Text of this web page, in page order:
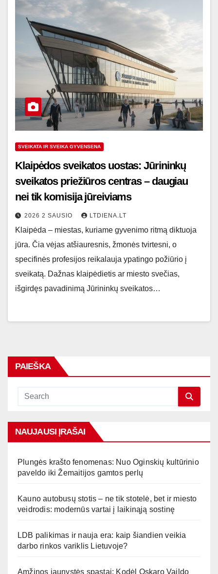
SVEIKATA IR SVEIKA GYVENSENA
Klaipėdos sveikatos uostas: Jūrininkų
sveikatos priežiūros centras – daugiau
nei tik komisija jūreiviams
2026 2 SAUSIO LTDIENA.LT
Klaipėda – miestas, kuriame gyvenimo ritmą diktuoja
jūra. Čia vėjas atšiauresnis, žmonės tvirtesni, o
specifinės profesijos reikalauja ypatingo požiūrio į
sveikatą. Dažnas klaipėdietis ar miesto svečias,
išgirdęs pavadinimą Jūrininkų sveikatos…
PAIEŠKA
NAUJAUSI ĮRAŠAI
Plungės krašto fenomenas: Nuo Oginskių kultūrinio
paveldo iki Žemaitijos gamtos perlų
Kauno autobusų stotis – ne tik stotelė, bet ir miesto
veidrodis: modernūs vartai į laikinąją sostinę
LDB palikimas ir nauja era: kaip šiandien veikia
darbo rinkos variklis Lietuvoje?
Amžinos jaunystės spąstai: Kodėl Oskaro Vaildo